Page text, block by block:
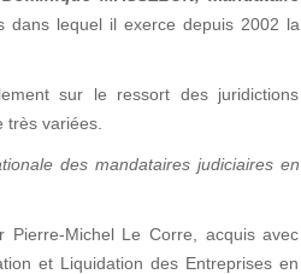
lequel il exerce depuis 2002 la
sur le ressort des juridictions
très variées.
des mandataires judiciaires en
Michel Le Corre, acquis avec
et Liquidation des Entreprises en